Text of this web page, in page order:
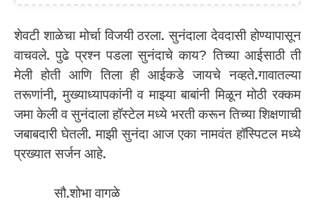
शेवटी शाळेचा मोर्चा विजयी ठरला. सुनंदाला देवदासी होण्यापासून
वाचवले. पुढे प्रश्न पडला सुनंदाचे काय? तिच्या आईसाठी ती
मेली होती आणि तिला ही आईकडे जायचे नव्हते.गावातल्या
तरूणांनी, मुख्याध्यापकांनी व माझ्या बाबांनी मिळून मोठी रक्कम
जमा केली व सुनंदाला हॉस्टेल मध्ये भरती करून तिच्या शिक्षणाची
जबाबदारी घेतली. माझी सुनंदा आज एका नामवंत हॉस्पिटल मध्ये
प्रख्यात सर्जन आहे.
सौ.शोभा वागळे